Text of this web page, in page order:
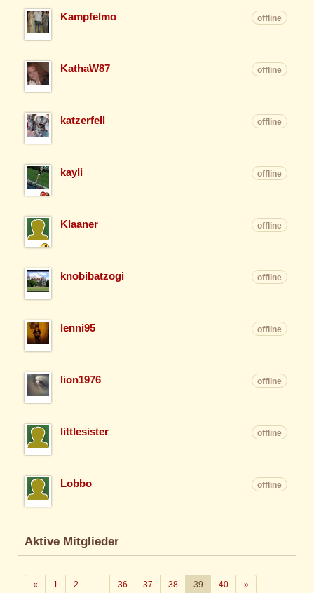
Kampfelmo offline
KathaW87 offline
katzerfell offline
kayli offline
Klaaner offline
knobibatzogi offline
lenni95 offline
lion1976 offline
littlesister offline
Lobbo offline
Aktive Mitglieder
«Zurück
1 2 … 36 37 38 39 40 »Weiter